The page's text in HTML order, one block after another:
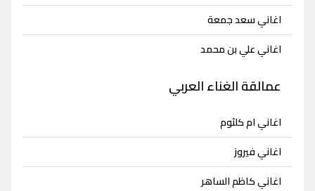
اغاني سعد جمعة
اغاني علي بن محمد
عمالقة الغناء العربي
اغاني ام كلثوم
اغاني فيروز
اغاني كاظم الساهر